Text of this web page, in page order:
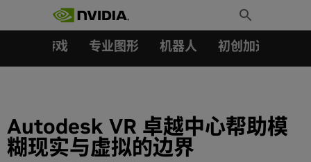
Toggle
Search
游戏 专业图形 机器人 初创加速会员成
Autodesk VR 卓越中心帮助模
糊现实与虚拟的边界